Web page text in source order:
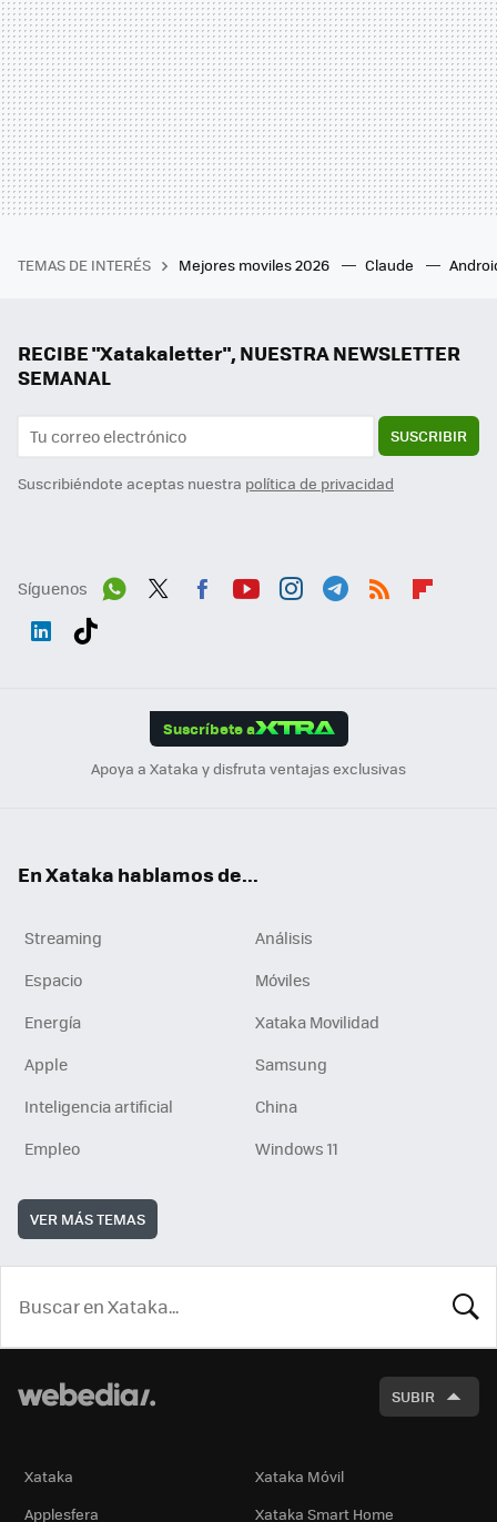
TEMAS DE INTERÉS Mejores moviles 2026 Claude
RECIBE "Xatakaletter", NUESTRA NEWSLETTER
SEMANAL
SUSCRIBIR
Suscribiéndote aceptas nuestra política de privacidad
Síguenos
Suscríbete a
Apoya a Xataka y disfruta ventajas exclusivas
En Xataka hablamos de...
Streaming
Análisis
Espacio
Móviles
Energía
Xataka Movilidad
Apple
Samsung
Inteligencia artificial
China
Empleo
Windows 11
VER MÁS TEMAS
SUBIR
Xataka
Xataka Móvil
Applesfera
Xataka Smart Home